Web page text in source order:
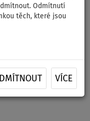
Odmítnutí
těch, které jsou
VÍCE
CALIBER
pádlo